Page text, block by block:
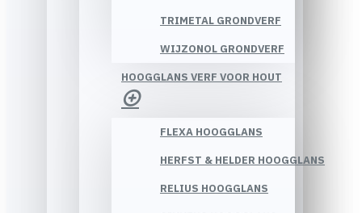
TRIMETAL GRONDVERF
WIJZONOL GRONDVERF
HOOGGLANS VERF VOOR HOUT
FLEXA HOOGGLANS
HERFST & HELDER HOOGGLANS
RELIUS HOOGGLANS